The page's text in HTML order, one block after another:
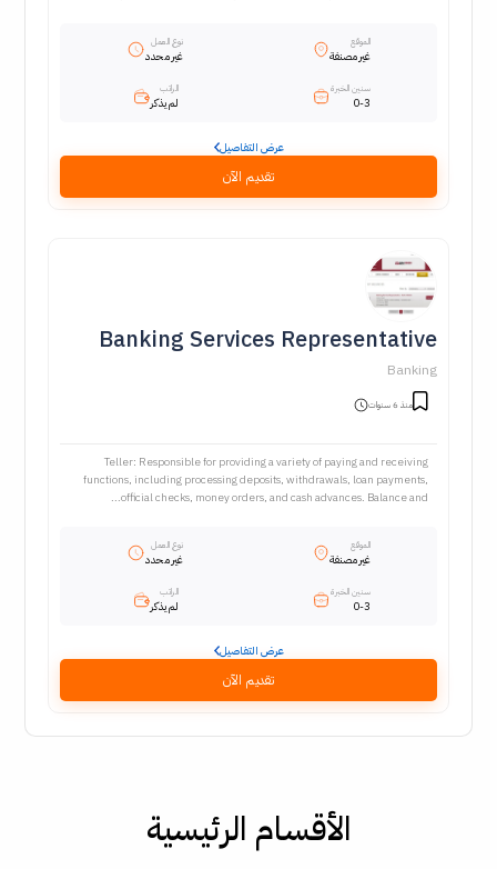
الموقع
غير مصنفة
نوع العمل
غير محدد
سنين الخبرة
0-3
الراتب
لم يذكر
عرض التفاصيل
تقديم الآن
Banking Services Representative
Banking
منذ 6 سنوات
Teller: Responsible for providing a variety of paying and receiving
functions, including processing deposits, withdrawals, loan payments,
official checks, money orders, and cash advances. Balance and...
الموقع
غير مصنفة
نوع العمل
غير محدد
سنين الخبرة
0-3
الراتب
لم يذكر
عرض التفاصيل
تقديم الآن
الأقسام الرئيسية